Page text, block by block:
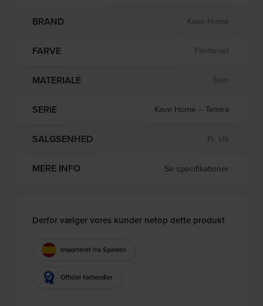
BRAND Kave Home
FARVE Flerfarvet
MATERIALE Sten
SERIE Kave Home – Temira
SALGSENHED Pr. stk
MERE INFO Se specifikationer
Derfor vælger vores kunder netop dette produkt
Importeret fra Spanien
Officiel forhandler